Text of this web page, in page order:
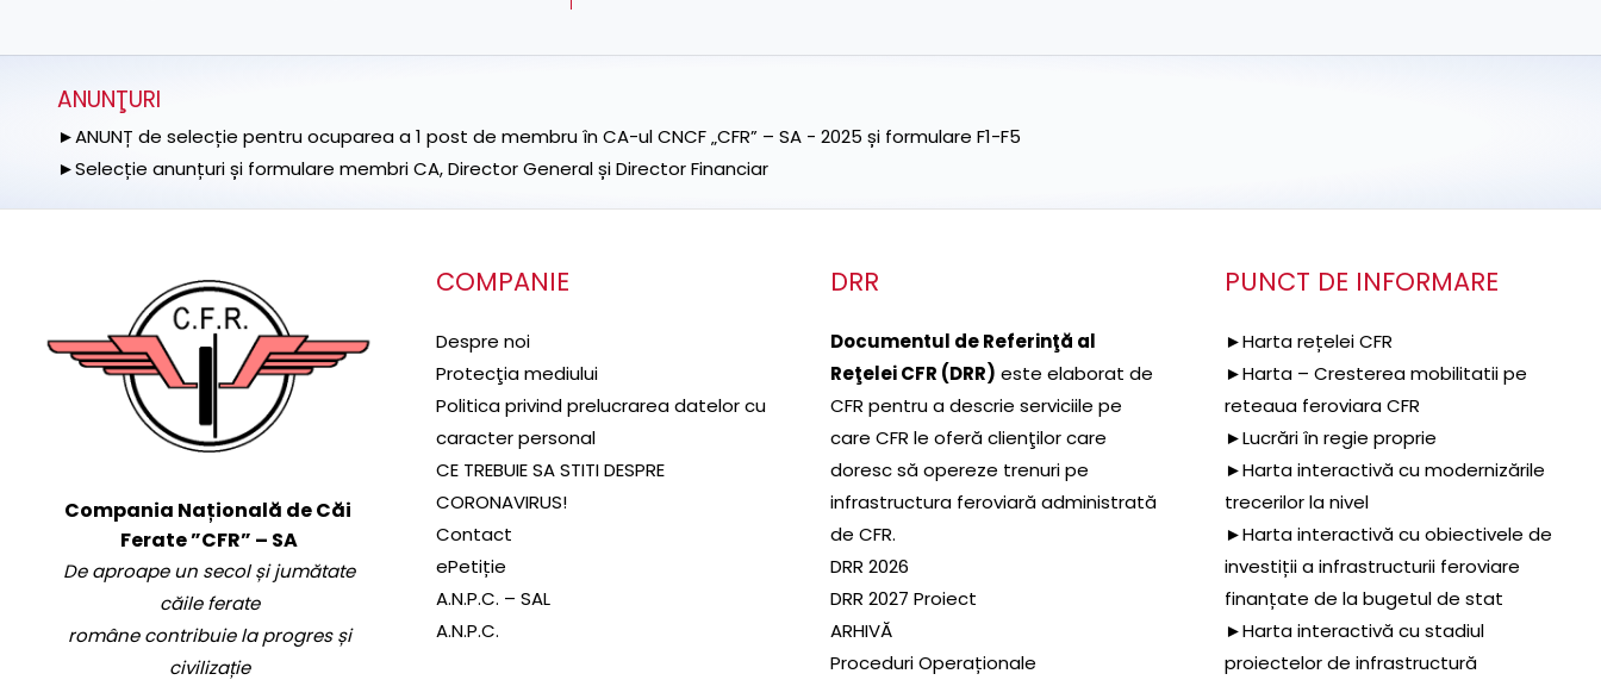
ANUNŢURI
►ANUNȚ de selecție pentru ocuparea a 1 post de membru în CA-ul CNCF „CFR” – SA - 2025 și formulare F1-F5
►Selecție anunțuri și formulare membri CA, Director General și Director Financiar
Compania Națională de Căi
Ferate ”CFR” – SA
De aproape un secol și jumătate
căile ferate
române contribuie la progres și
civilizație
COMPANIE
Despre noi
Protecţia mediului
Politica privind prelucrarea datelor cu
caracter personal
CE TREBUIE SA STITI DESPRE
CORONAVIRUS!
Contact
ePetiție
A.N.P.C. – SAL
A.N.P.C.
DRR
Documentul de Referinţă al
Reţelei CFR (DRR) este elaborat de
CFR pentru a descrie serviciile pe
care CFR le oferă clienţilor care
doresc să opereze trenuri pe
infrastructura feroviară administrată
de CFR.
DRR 2026
DRR 2027 Proiect
ARHIVĂ
Proceduri Operaționale
PUNCT DE INFORMARE
►Harta rețelei CFR
►Harta – Cresterea mobilitatii pe
reteaua feroviara CFR
►Lucrări în regie proprie
►Harta interactivă cu modernizările
trecerilor la nivel
►Harta interactivă cu obiectivele de
investiții a infrastructurii feroviare
finanțate de la bugetul de stat
►Harta interactivă cu stadiul
proiectelor de infrastructură